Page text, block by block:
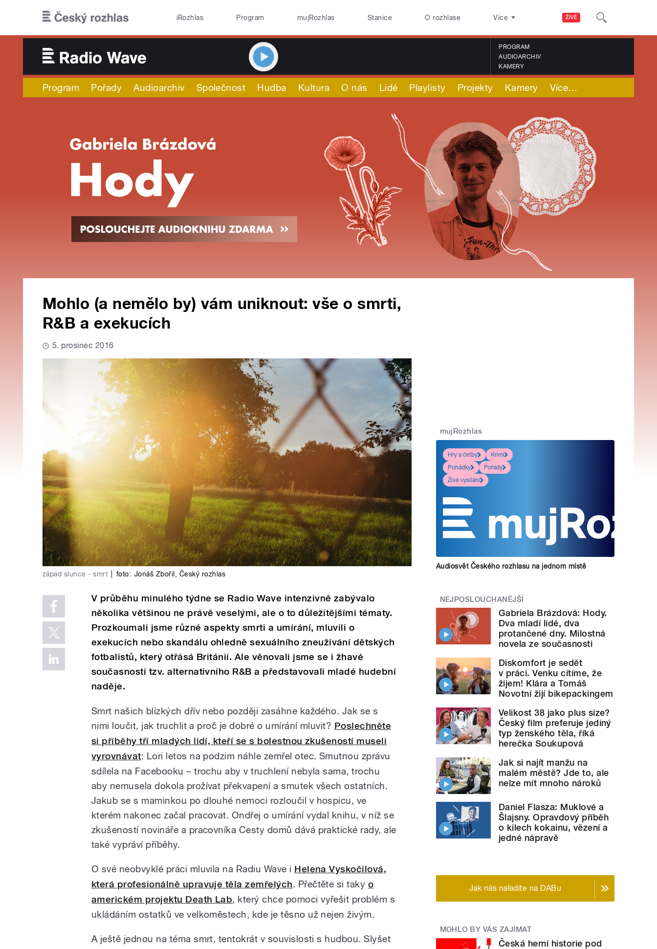
ŽIVĚ
iRozhlas Program mujRozhlas Stanice O rozhlase Více
PROGRAM
AUDIOARCHIV
KAMERY
Program Pořady Audioarchiv Společnost Hudba Kultura O nás Lidé Playlisty Projekty Kamery Více…
Mohlo (a nemělo by) vám uniknout: vše o smrti,
R&B a exekucích
5. prosinec 2016
západ slunce - smrt foto: Jonáš Zbořil , Český rozhlas
V průběhu minulého týdne se Radio Wave intenzivně zabývalo
několika většinou ne právě veselými, ale o to důležitějšími tématy.
Prozkoumali jsme různé aspekty smrti a umírání, mluvili o
exekucích nebo skandálu ohledně sexuálního zneužívání dětských
fotbalistů, který otřásá Británií. Ale věnovali jsme se i žhavé
současnosti tzv. alternativního R&B a představovali mladé hudební
naděje.
Smrt našich blízkých dřív nebo později zasáhne každého. Jak se s
nimi loučit, jak truchlit a proč je dobré o umírání mluvit? Poslechněte
si příběhy tří mladých lidí, kteří se s bolestnou zkušeností museli
vyrovnávat: Lori letos na podzim náhle zemřel otec. Smutnou zprávu
sdílela na Facebooku – trochu aby v truchlení nebyla sama, trochu
aby nemusela dokola prožívat překvapení a smutek všech ostatních.
Jakub se s maminkou po dlouhé nemoci rozloučil v hospicu, ve
kterém nakonec začal pracovat. Ondřej o umírání vydal knihu, v níž se
zkušeností novináře a pracovníka Cesty domů dává praktické rady, ale
také vypráví příběhy.
O své neobvyklé práci mluvila na Radiu Wave i Helena Vyskočilová,
která profesionálně upravuje těla zemřelých. Přečtěte si taky o
americkém projektu Death Lab, který chce pomoci vyřešit problém s
ukládáním ostatků ve velkoměstech, kde je těsno už nejen živým.
A ještě jednou na téma smrt, tentokrát v souvislosti s hudbou. Slyšet
mujRozhlas
Hry a četby
Krimi
Pohádky
Pořady
Živé vysílání
Audiosvět Českého rozhlasu na jednom místě
NEJPOSLOUCHANĚJŠÍ
Gabriela Brázdová: Hody.
Dva mladí lidé, dva
protančené dny. Milostná
novela ze současnosti
Diskomfort je sedět
v práci. Venku cítíme, že
žijem! Klára a Tomáš
Novotní žijí bikepackingem
Velikost 38 jako plus size?
Český film preferuje jediný
typ ženského těla, říká
herečka Soukupová
Jak si najít manžu na
malém městě? Jde to, ale
nelze mít mnoho nároků
Daniel Flasza: Muklové a
Šlajsny. Opravdový příběh
o kilech kokainu, vězení a
jedné nápravě
Jak nás naladíte na DABu
MOHLO BY VÁS ZAJÍMAT
Česká herní historie pod